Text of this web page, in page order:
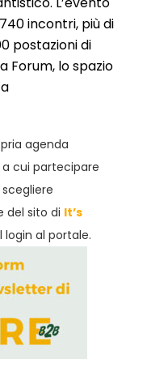
incontri, più di
postazioni di
Forum, lo spazio
agenda
cui partecipare
del sito di It’s
al portale.